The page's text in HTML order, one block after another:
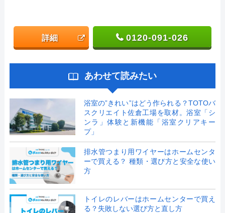
詳細 0120-091-026
あわせて読みたい
浴室の”きれい”はどう作られる？TOTOバ
スクリエイト佐倉工場を取材。浴室「シ
ンラ」体験と新機能「浴室クリアキー
プ」
排水管つまり用ワイヤーはホームセンタ
ーで買える？ 種類・選び方と安全な使い
方
トイレのレバーはホームセンターで買え
る？失敗しない選び方と直し方